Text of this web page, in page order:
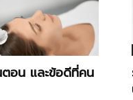
อน และข้อดีที่คน